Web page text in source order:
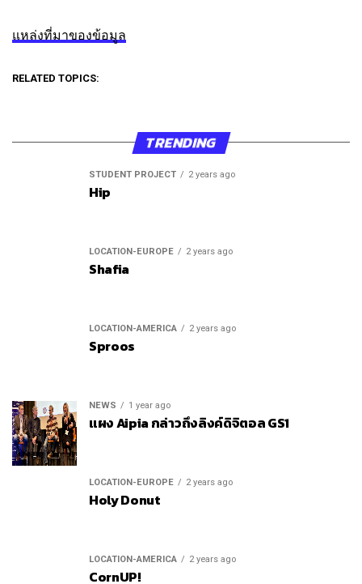
แหล่งที่มาของข้อมูล
RELATED TOPICS:
TRENDING
STUDENT PROJECT 2 years ago
Hip
LOCATION-EUROPE 2 years ago
Shafia
LOCATION-AMERICA 2 years ago
Sproos
NEWS 1 year ago
แผง Aipia กล่าวถึงลิงค์ดิจิตอล GS1
LOCATION-EUROPE 2 years ago
Holy Donut
LOCATION-AMERICA 2 years ago
CornUP!